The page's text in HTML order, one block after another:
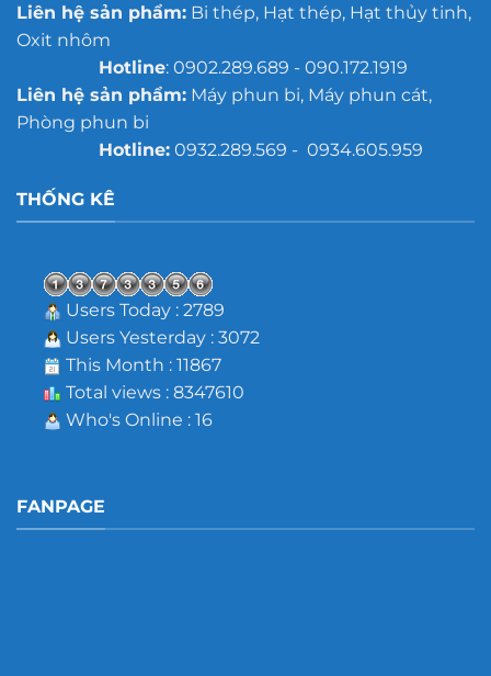
Liên hệ sản phẩm:Bi thép, Hạt thép, Hạt thủy tinh,
Oxit nhôm
Hotline: 0902.289.689 - 090.172.1919
Liên hệ sản phẩm:Máy phun bi, Máy phun cát,
Phòng phun bi
Hotline:0932.289.569 - 0934.605.959
THỐNG KÊ
Users Today : 2789
Users Yesterday : 3072
This Month : 11867
Total views : 8347610
Who's Online : 16
FANPAGE